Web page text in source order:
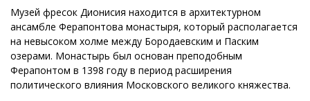
Музей фресок Дионисия находится в архитектурном
ансамбле Ферапонтова монастыря, который располагается
на невысоком холме между Бородаевским и Паским
озерами. Монастырь был основан преподобным
Ферапонтом в 1398 году в период расширения
политического влияния Московского великого княжества.